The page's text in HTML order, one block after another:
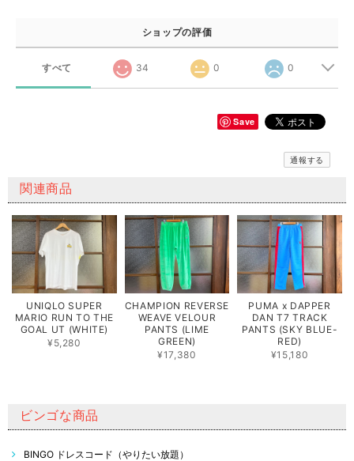
ショップの評価
すべて 34 0 0
Save
通報する
関連商品
UNIQLO SUPER
MARIO RUN TO THE
GOAL UT (WHITE)
¥5,280
CHAMPION REVERSE
WEAVE VELOUR
PANTS (LIME
GREEN)
¥17,380
PUMA x DAPPER
DAN T7 TRACK
PANTS (SKY BLUE-
RED)
¥15,180
ビンゴな商品
BINGO ドレスコード（やりたい放題）